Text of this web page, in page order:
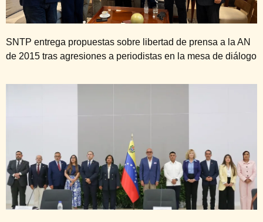
SNTP entrega propuestas sobre libertad de prensa a la AN
de 2015 tras agresiones a periodistas en la mesa de diálogo